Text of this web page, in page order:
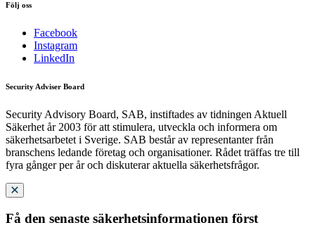
Följ oss
Facebook
Instagram
LinkedIn
Security Adviser Board
Security Advisory Board, SAB, instiftades av tidningen Aktuell
Säkerhet år 2003 för att stimulera, utveckla och informera om
säkerhetsarbetet i Sverige. SAB består av representanter från
branschens ledande företag och organisationer. Rådet träffas tre till
fyra gånger per år och diskuterar aktuella säkerhetsfrågor.
Få den senaste säkerhetsinformationen först